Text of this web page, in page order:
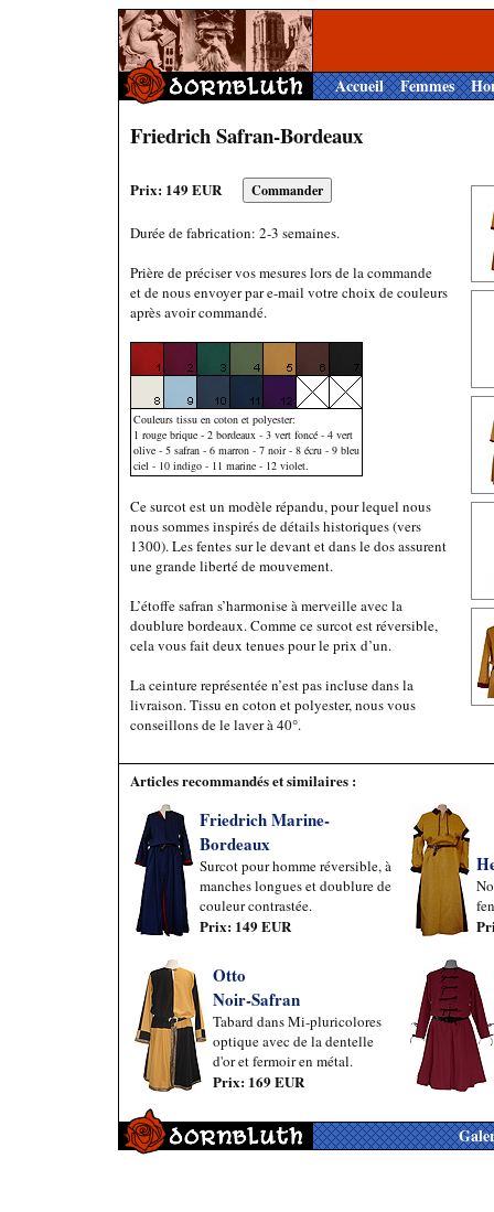
Accueil Femmes
Friedrich Safran-Bordeaux
Prix: 149 EUR
Durée de fabrication: 2-3 semaines.
Prière de préciser vos mesures lors de la commande
et de nous envoyer par e-mail votre choix de couleurs
après avoir commandé.
Couleurs tissu en coton et polyester:
1 rouge brique - 2 bordeaux - 3 vert foncé - 4 vert
olive - 5 safran - 6 marron - 7 noir - 8 écru - 9 bleu
ciel - 10 indigo - 11 marine - 12 violet.
Ce surcot est un modèle répandu, pour lequel nous
nous sommes inspirés de détails historiques (vers
1300). Les fentes sur le devant et dans le dos assurent
une grande liberté de mouvement.
L’étoffe safran s’harmonise à merveille avec la
doublure bordeaux. Comme ce surcot est réversible,
cela vous fait deux tenues pour le prix d’un.
La ceinture représentée n’est pas incluse dans la
livraison. Tissu en coton et polyester, nous vous
conseillons de le laver à 40°.
Articles recommandés et similaires :
Friedrich Marine-
Bordeaux
Surcot pour homme réversible, à
manches longues et doublure de
couleur contrastée.
Prix: 149 EUR
Otto
Noir-Safran
Tabard dans Mi-pluricolores
optique avec de la dentelle
d'or et fermoir en métal.
Prix: 169 EUR